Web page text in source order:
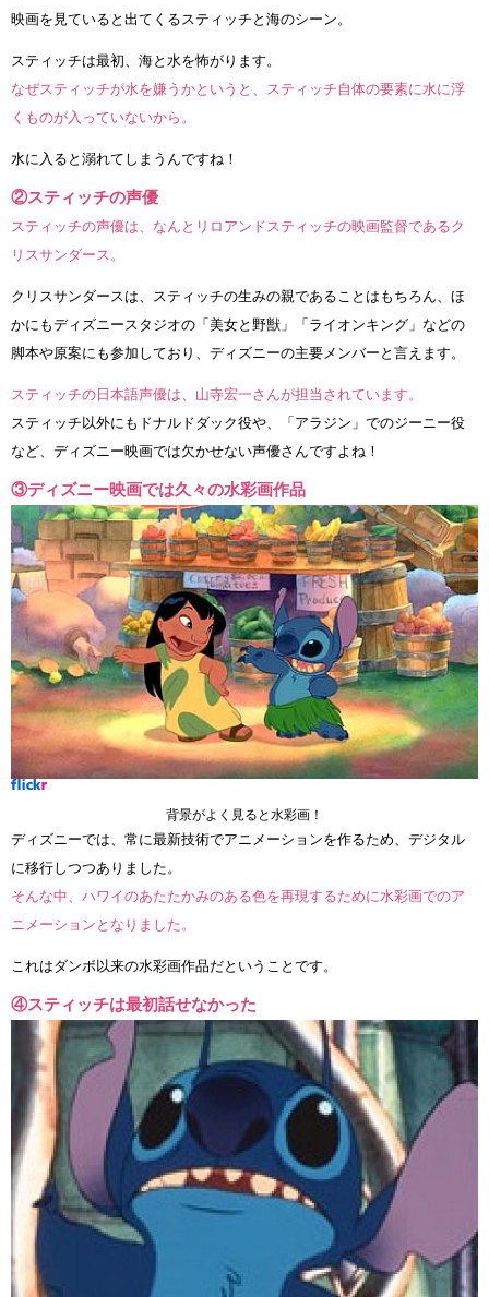
映画を見ていると出てくるスティッチと海のシーン。
スティッチは最初、海と水を怖がります。
なぜスティッチが水を嫌うかというと、スティッチ自体の要素に水に浮
くものが入っていないから。
水に入ると溺れてしまうんですね！
②スティッチの声優
スティッチの声優は、なんとリロアンドスティッチの映画監督であるク
リスサンダース。
クリスサンダースは、スティッチの生みの親であることはもちろん、ほ
かにもディズニースタジオの「美女と野獣」「ライオンキング」などの
脚本や原案にも参加しており、ディズニーの主要メンバーと言えます。
スティッチの日本語声優は、山寺宏一さんが担当されています。
スティッチ以外にもドナルドダック役や、「アラジン」でのジーニー役
など、ディズニー映画では欠かせない声優さんですよね！
③ディズニー映画では久々の水彩画作品
背景がよく見ると水彩画！
ディズニーでは、常に最新技術でアニメーションを作るため、デジタル
に移行しつつありました。
そんな中、ハワイのあたたかみのある色を再現するために水彩画でのア
ニメーションとなりました。
これはダンボ以来の水彩画作品だということです。
④スティッチは最初話せなかった